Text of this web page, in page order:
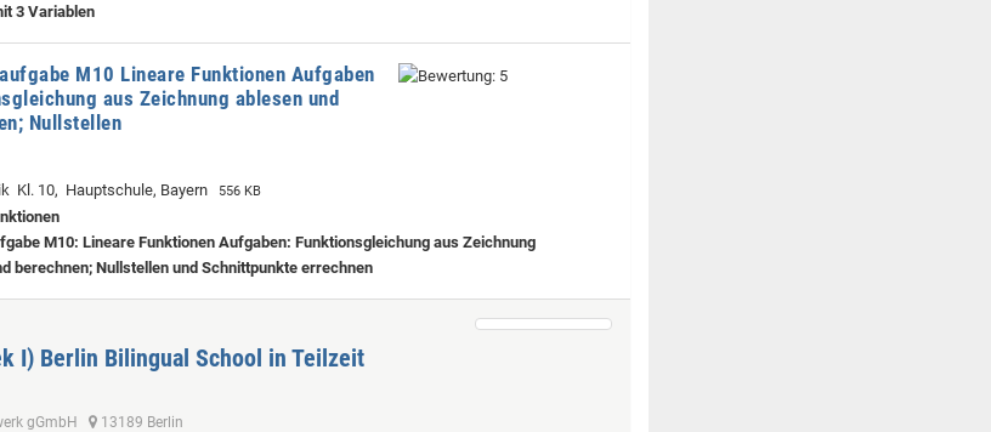
3 Variablen
M10 Lineare Funktionen Aufgaben
aus Zeichnung ablesen und
Nullstellen
Kl. 10, Hauptschule, Bayern 556 KB
M10: Lineare Funktionen Aufgaben: Funktionsgleichung aus Zeichnung
berechnen; Nullstellen und Schnittpunkte errechnen
I) Berlin Bilingual School in Teilzeit
gGmbH 13189 Berlin